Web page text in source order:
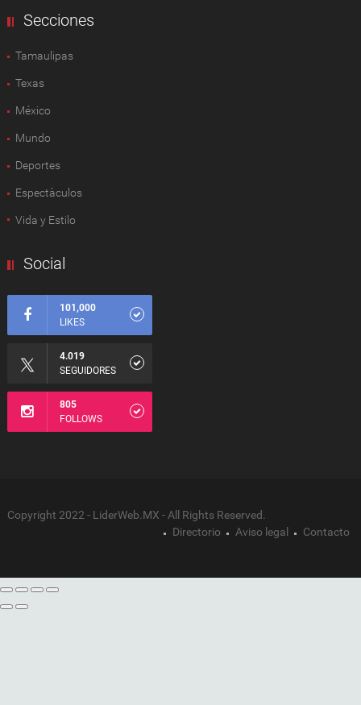
Secciones
Tamaulipas
Texas
México
Mundo
Deportes
Espectàculos
Vida y Estilo
Social
101,000
LIKES
4.019
SEGUIDORES
805
FOLLOWS
Copyright 2022 - LiderWeb.MX - All Rights Reserved.
Directorio
Aviso legal Contacto